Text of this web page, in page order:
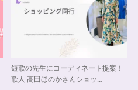
短歌の先生にコーディネート提案！
歌人 高田ほのかさんショッ…